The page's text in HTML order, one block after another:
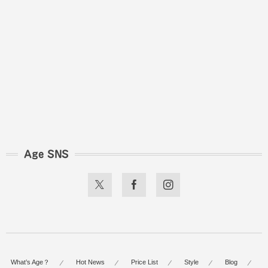
Age SNS
What’s Age？ Hot News Price List Style Blog